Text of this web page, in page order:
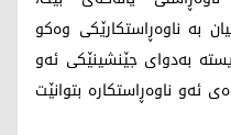
بە ناوەڕاستکارێکی وەکو
بەدوای جێنشینێکی ئەو
ئەو ناوەڕاستکارە بتوانێت